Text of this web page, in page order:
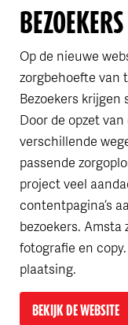
BEZOEKERS
Op de nieuwe
zorgbehoefte van
Bezoekers krijgen
Door de opzet
verschillende
passende
project veel
contentpagina’s
bezoekers. Amsta
fotografie en
plaatsing.
BEKIJK DE WEBSITE